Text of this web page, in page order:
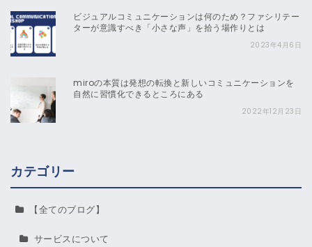
ビジュアルコミュニケーションは何のため？ファシリテー
ターが意識すべき「小さな声」を拾う場作りとは
2023年4月6日
miroの本質は発想の転換と新しいコミュニケーションを
自然に習慣化できるところにある
2022年12月23日
カテゴリー
【全てのブログ】
サービスについて